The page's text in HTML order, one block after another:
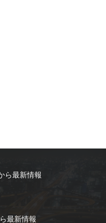
ら最新情報
最新情報